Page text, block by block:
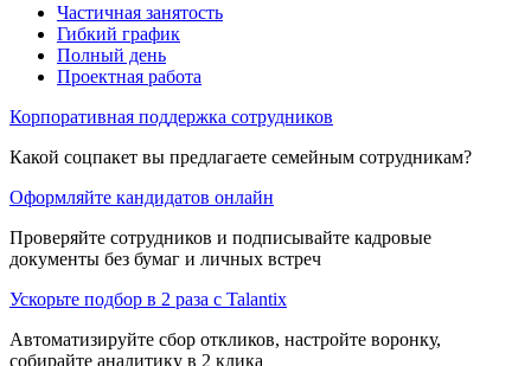
Частичная занятость
Гибкий график
Полный день
Проектная работа
Корпоративная поддержка сотрудников
Какой соцпакет вы предлагаете семейным сотрудникам?
Оформляйте кандидатов онлайн
Проверяйте сотрудников и подписывайте кадровые
документы без бумаг и личных встреч
Ускорьте подбор в 2 раза с Talantix
Автоматизируйте сбор откликов, настройте воронку,
собирайте аналитику в 2 клика